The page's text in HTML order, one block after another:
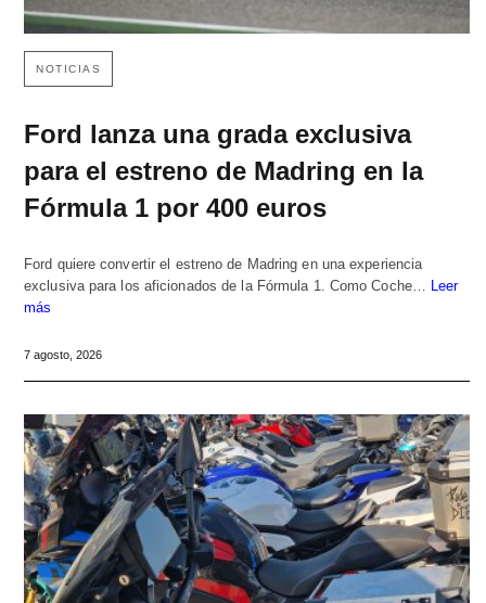
NOTICIAS
Ford lanza una grada exclusiva
para el estreno de Madring en la
Fórmula 1 por 400 euros
Ford quiere convertir el estreno de Madring en una experiencia
exclusiva para los aficionados de la Fórmula 1. Como Coche… Leer
más
7 agosto, 2026